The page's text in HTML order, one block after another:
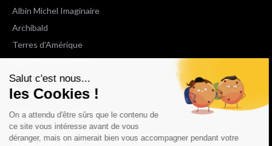
Salut c'est nous...
les Cookies !
On a attendu d'être sûrs que le contenu de
ce site vous intéresse avant de vous
déranger, mais on aimerait bien vous accompagner pendant votre
Albin Michel Imaginaire
Archibald
Terres d'Amérique
Espaces Libres Poche
NOX
Wiz
Voir toutes les collections
Nous suivre